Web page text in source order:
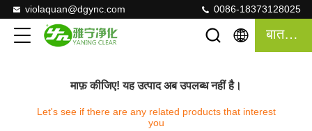
violaquan@dgync.com 0086-18373128025
बात करना
माफ़ कीजिए! यह उत्पाद अब उपलब्ध नहीं है।
Let's see if there are any related products that interest
you